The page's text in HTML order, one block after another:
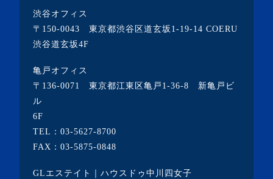
渋谷オフィス
〒150-0043 東京都渋谷区道玄坂1-19-14 COERU
渋谷道玄坂4F
亀戸オフィス
〒136-0071 東京都江東区亀戸1-36-8 新亀戸ビ
ル
6F
TEL： 03-5627-8700
FAX：03-5875-0848
GLエステイト｜ハウスドゥ中川四女子